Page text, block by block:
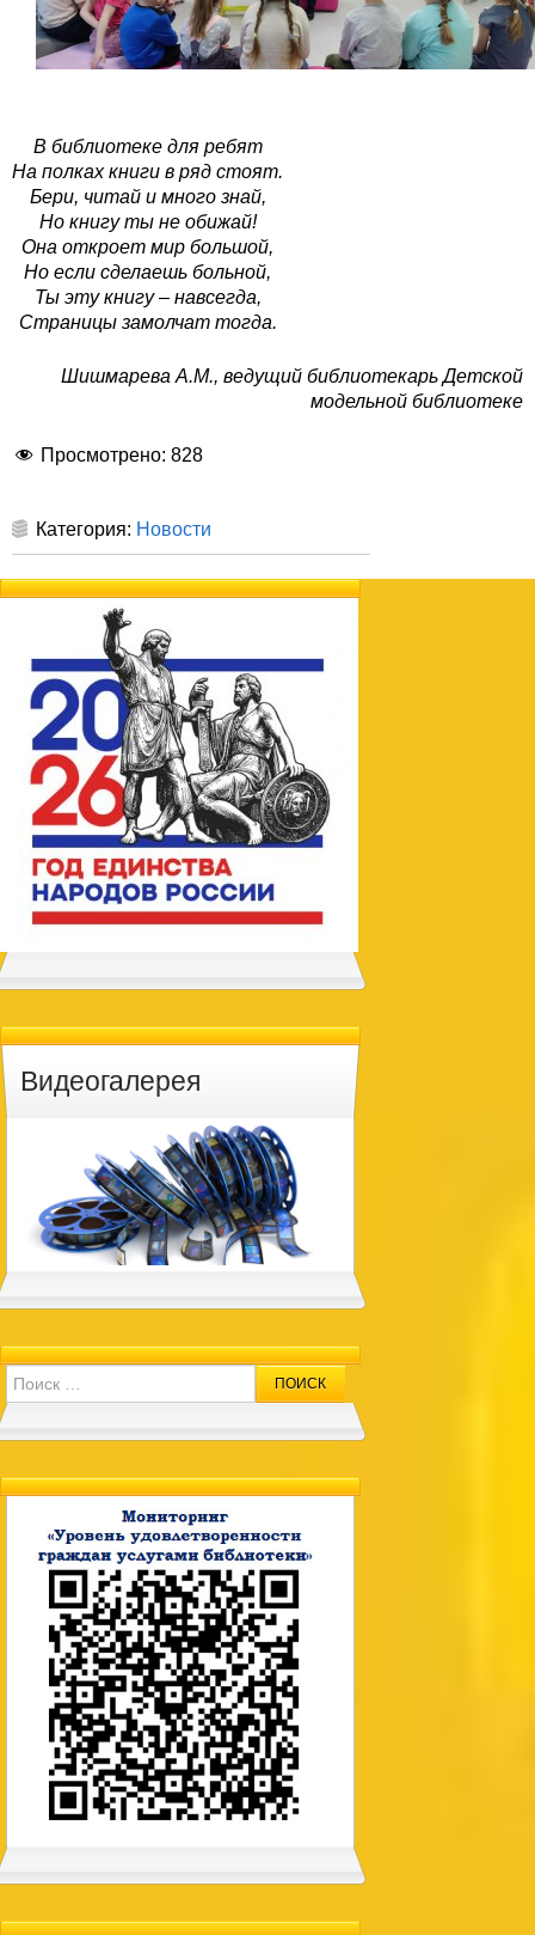
В библиотеке для ребят
На полках книги в ряд стоят.
Бери, читай и много знай,
Но книгу ты не обижай!
Она откроет мир большой,
Но если сделаешь больной,
Ты эту книгу – навсегда,
Страницы замолчат тогда.
Шишмарева А.М., ведущий библиотекарь Детской
модельной библиотеке
Просмотрено: 828
Категория: Новости
Видеогалерея
Search for: